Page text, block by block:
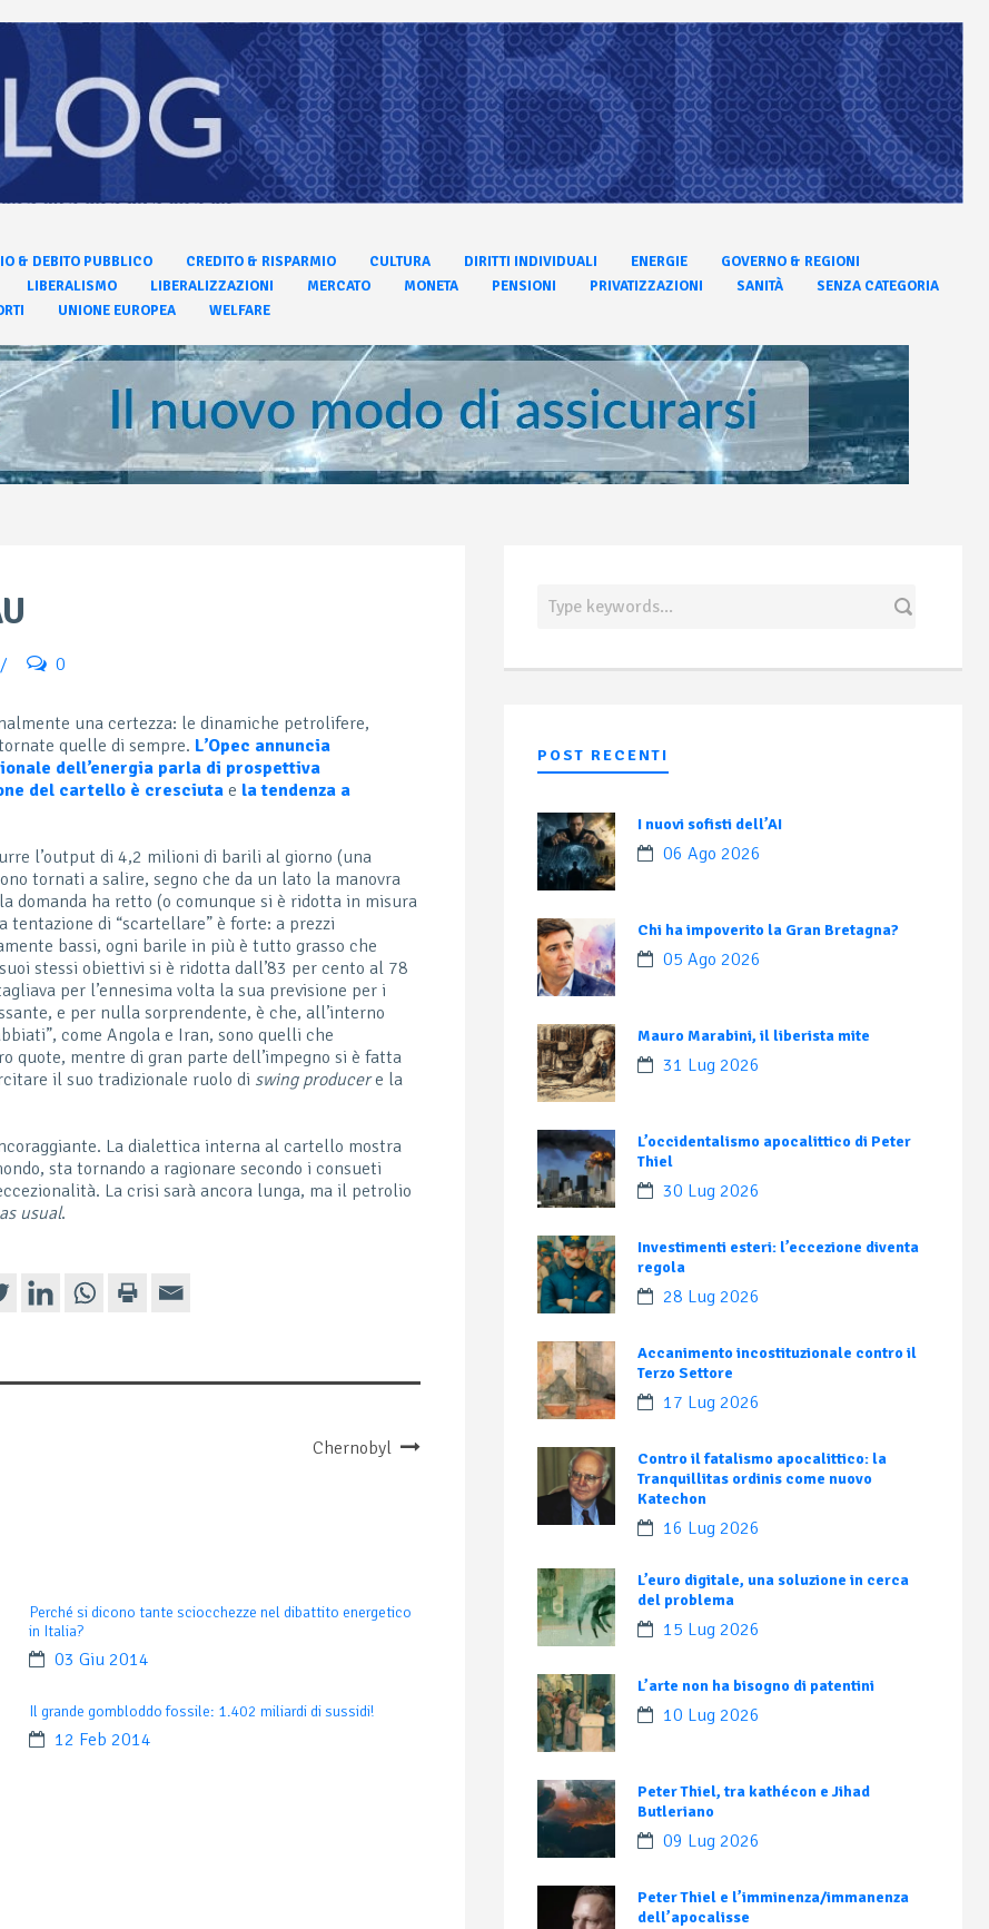
& DEBITO PUBBLICO CREDITO & RISPARMIO CULTURA DIRITTI INDIVIDUALI ENERGIE
GOVERNO & REGIONI
LIBERALISMO LIBERALIZZAZIONI MERCATO MONETA PENSIONI PRIVATIZZAZIONI SANITÀ
SENZA CATEGORIA
UNIONE EUROPEA WELFARE
/ 0
una certezza: le dinamiche petrolifere,
quelle di sempre. L’Opec annuncia
dell’energia parla di prospettiva
del cartello è cresciutae la tendenza a
l’output di 4,2 milioni di barili al giorno (una
tornati a salire, segno che da un lato la manovra
domanda ha retto (o comunque si è ridotta in misura
di “scartellare” è forte: a prezzi
bassi, ogni barile in più è tutto grasso che
stessi obiettivi si è ridotta dall’83 per cento al 78
per l’ennesima volta la sua previsione per i
e per nulla sorprendente, è che, all’interno
come Angola e Iran, sono quelli che
quote, mentre di gran parte dell’impegno si è fatta
il suo tradizionale ruolo di swing producere la
La dialettica interna al cartello mostra
sta tornando a ragionare secondo i consueti
La crisi sarà ancora lunga, ma il petrolio
usual.
Chernobyl
Perché si dicono tante sciocchezze nel dibattito energetico
in Italia?
03 Giu 2014
Il grande gombloddo fossile: 1.402 miliardi di sussidi!
12 Feb 2014
POST RECENTI
I nuovi sofisti dell’AI
06 Ago 2026
Chi ha impoverito la Gran Bretagna?
05 Ago 2026
Mauro Marabini, il liberista mite
31 Lug 2026
L’occidentalismo apocalittico di Peter
Thiel
30 Lug 2026
Investimenti esteri: l’eccezione diventa
regola
28 Lug 2026
Accanimento incostituzionale contro il
Terzo Settore
17 Lug 2026
Contro il fatalismo apocalittico: la
Tranquillitas ordinis come nuovo
Katechon
16 Lug 2026
L’euro digitale, una soluzione in cerca
del problema
15 Lug 2026
L’arte non ha bisogno di patentini
10 Lug 2026
Peter Thiel, tra kathécon e Jihad
Butleriano
09 Lug 2026
Peter Thiel e l’imminenza/immanenza
dell’apocalisse